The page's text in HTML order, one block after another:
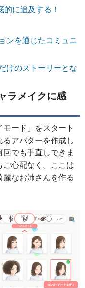
的に追及する！
ンを通じたコミュニ
けのストーリーとな
ラメイクに感
ード」をスタート
アバターを作成し
でも手直しできま
心配なく。ここは
なお姉さんを作る